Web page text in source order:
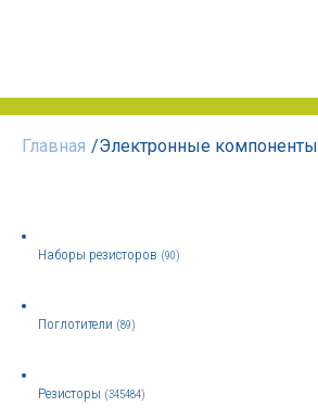
Главная /Электронные компоненты
Наборы резисторов (90)
Поглотители (89)
Резисторы (345484)